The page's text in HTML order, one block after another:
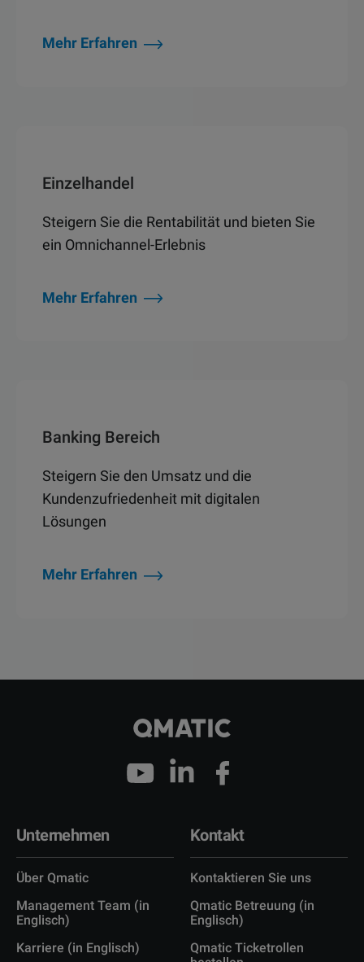
Mehr Erfahren
Einzelhandel
Steigern Sie die Rentabilität und bieten Sie
ein Omnichannel-Erlebnis
Mehr Erfahren
Banking Bereich
Steigern Sie den Umsatz und die
Kundenzufriedenheit mit digitalen
Lösungen
Mehr Erfahren
Unternehmen
Über Qmatic
Management Team (in
Englisch)
Karriere (in Englisch)
Kontakt
Kontaktieren Sie uns
Qmatic Betreuung (in
Englisch)
Qmatic Ticketrollen